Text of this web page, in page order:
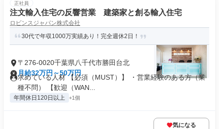
正社員
注文輸入住宅の反響営業 建築家と創る輸入住宅
ロビンスジャパン株式会社
30代で年収1000万実績あり！完全週休2日！
〒276-0020千葉県八千代市勝田台北
月給32万円～50万円
求めている人材 【必須（MUST）】 ・営業経験のある方（業
種不問） 【歓迎（WAN...
年間休日120日以上 +1個
気になる